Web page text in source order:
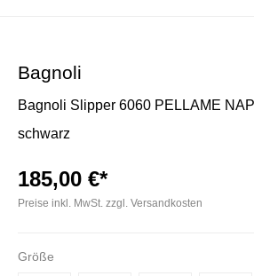
Bagnoli
Bagnoli Slipper 6060 PELLAME
schwarz
185,00 €*
Preise inkl. MwSt. zzgl. Versandkosten
Größe